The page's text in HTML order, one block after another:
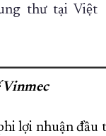
thư tại Việt
Vinmec
lợi nhuận đầu